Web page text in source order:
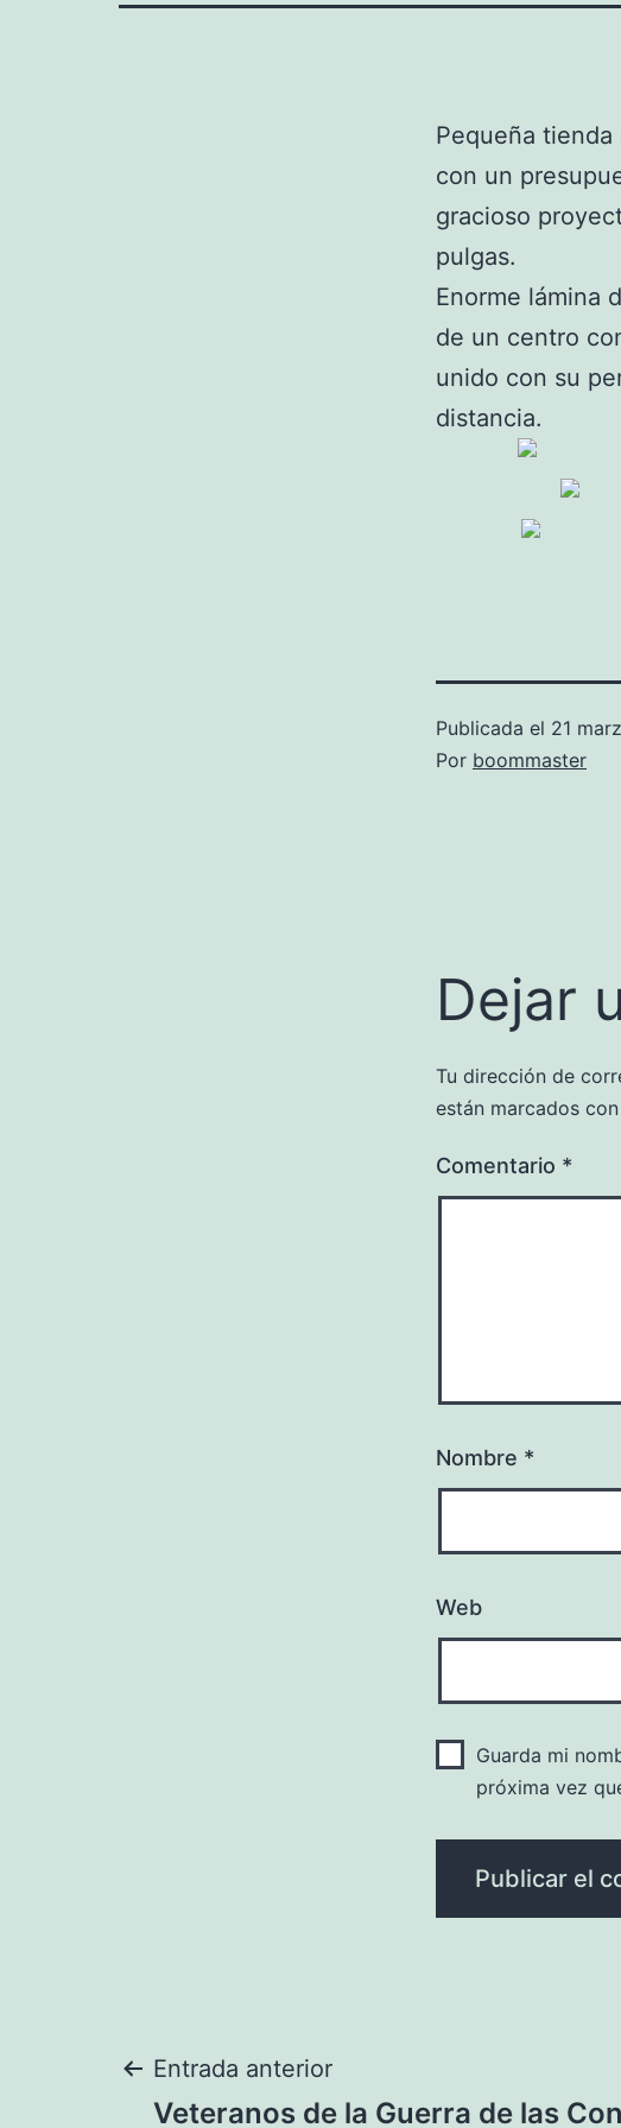
Pequeña
con un
gracioso
pulgas.
Enorme lámina
de un centro
unido con su
distancia.
Publicada el 21
Por boommaster
Dejar
Tu dirección de
están marcados con
Comentario *
Nombre *
Web
Guarda mi
próxima vez
Navegación
Entrada anterior
Veteranos de la Guerra de las